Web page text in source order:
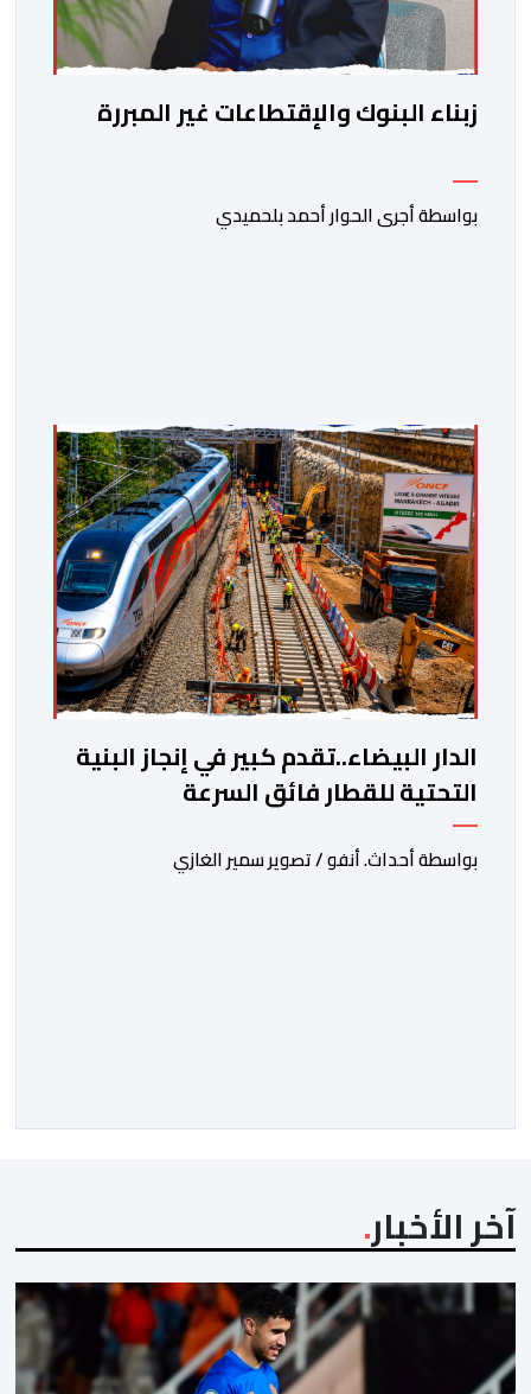
زبناء البنوك والإقتطاعات غير المبررة
بواسطة أجرى الحوار أحمد بلحميدي
الدار البيضاء..تقدم كبير في إنجاز البنية
التحتية للقطار فائق السرعة
بواسطة أحداث. أنفو / تصوير سمير الغازي
آخر الأخبار